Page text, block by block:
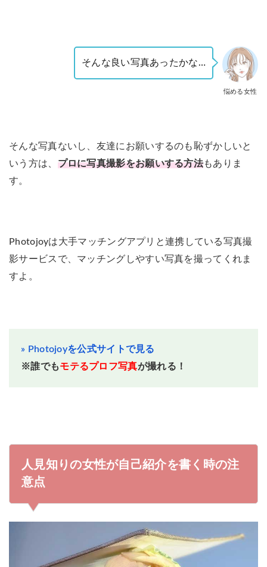
悩める女性
そんな良い写真あったかな…
そんな写真ないし、友達にお願いするのも恥ずかしいと
いう方は、 プロに写真撮影をお願いする方法もありま
す。
Photojoyは大手マッチングアプリと連携している写真撮
影サービスで、マッチングしやすい写真を撮ってくれま
すよ。
» Photojoyを公式サイトで見る
※誰でもモテるプロフ写真が撮れる！
人見知りの女性が自己紹介を書く時の注
意点